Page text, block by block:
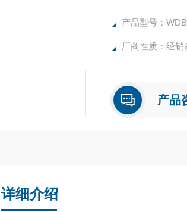
产品型号：
厂商性质：经销
产品
详细介绍